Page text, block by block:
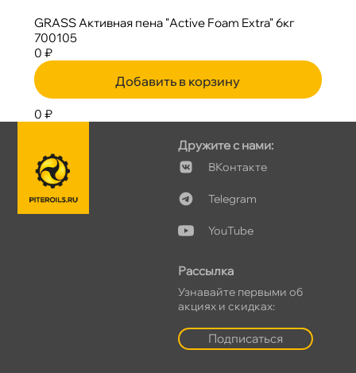
GRASS Активная пена "Active Foam Extra" 6к
700105
0 ₽
Добавить в корзину
0 ₽
Дружите с нами:
Контакте
Telegram
YouTube
Рассылка
Узнавайте первыми о
акциях и скидках:
Подписаться